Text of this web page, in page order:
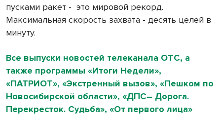
пусками ракет - это мировой рекорд.
Максимальная скорость захвата - десять целей в
минуту.
Все выпуски новостей телеканала ОТС, а
также программы «Итоги Недели»,
«ПАТРИОТ», «Экстренный вызов», «Пешком по
Новосибирской области», «ДПС– Дорога.
Перекресток. Судьба», «От первого лица»